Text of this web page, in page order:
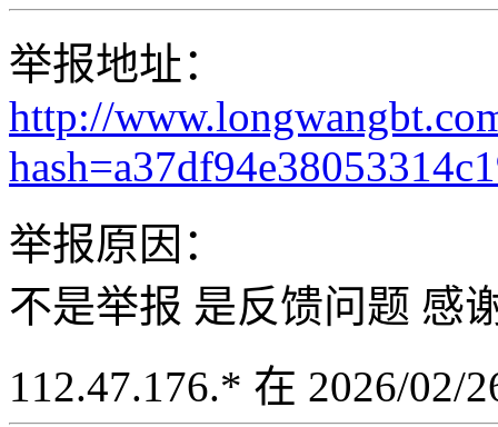
举报地址：
http://
举报原因：
不是举报 是反馈问题 感
112.47.176.* 在 2026/02/